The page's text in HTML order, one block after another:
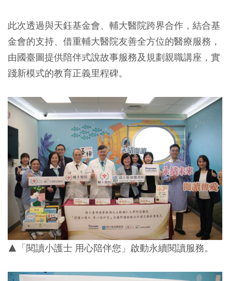
此次透過與天鈺基金會、輔大醫院跨界合作，結合基
金會的支持、借重輔大醫院友善全方位的醫療服務，
由國臺圖提供陪伴式說故事服務及規劃親職講座，實
踐新模式的教育正義里程碑。
▲「閱讀小護士 用心陪伴您」啟動永續閱讀服務。